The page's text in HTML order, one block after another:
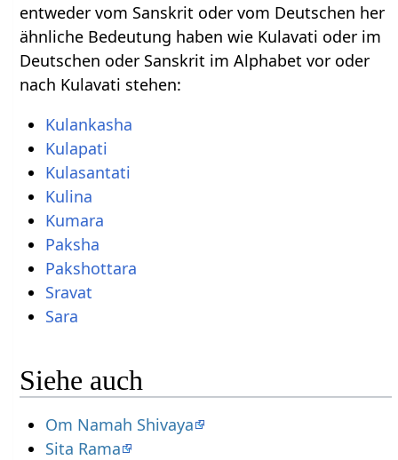
entweder vom Sanskrit oder vom Deutschen her
ähnliche Bedeutung haben wie Kulavati oder im
Deutschen oder Sanskrit im Alphabet vor oder
nach Kulavati stehen:
Kulankasha
Kulapati
Kulasantati
Kulina
Kumara
Paksha
Pakshottara
Sravat
Sara
Siehe auch
Om Namah Shivaya
Sita Rama